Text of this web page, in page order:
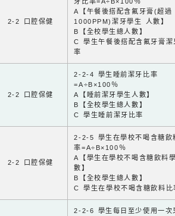
2-2 口腔保健
A【午餐後搭配含氟牙膏(超過
1000PPM)潔牙學生 人數】
B【全校學生總人數】
C 學生午餐後搭配含氟牙膏潔
率
2-2 口腔保健
2-2-4 學生睡前潔牙比率
=A÷B×100％
A【睡前潔牙學生人數】
B【全校學生總人數】
C 學生睡前潔牙比率
2-2 口腔保健
2-2-5 學生在學校不喝含糖飲
率=A÷B×100％
A【學生在學校不喝含糖飲料
數】
B【全校學生總人數】
C 學生在學校不喝含糖飲料比
2-2-6 學生每日至少使用一次